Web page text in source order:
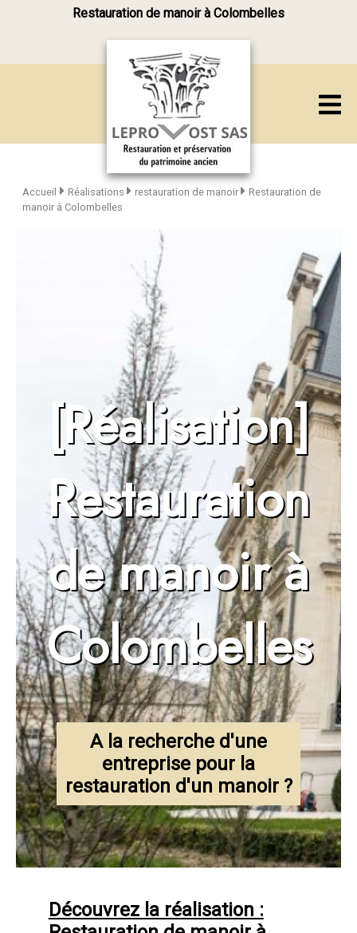
Restauration de manoir à Colombelles
Accueil Réalisations restauration de manoir
Restauration de
manoir à Colombelles
[Réalisation]
Restauration
de manoir à
Colombelles
A la recherche d'une
entreprise pour la
restauration d'un manoir ?
Découvrez la réalisation :